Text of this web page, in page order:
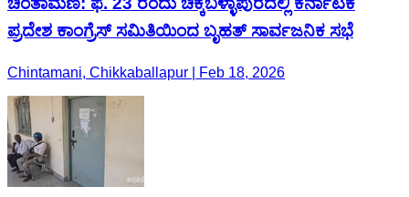
ಪ್ರದೇಶ ಕಾಂಗ್ರೆಸ್ ಸಮಿತಿಯಿಂದ ಬೃಹತ್ ಸಾರ್ವಜನಿಕ ಸಭೆ
Chintamani, Chikkaballapur | Feb 18, 2026